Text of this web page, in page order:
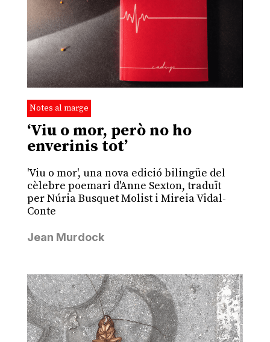
Notes al marge
‘Viu o mor, però no ho
enverinis tot’
'Viu o mor', una nova edició bilingüe del
cèlebre poemari d'Anne Sexton, traduït
per Núria Busquet Molist i Mireia Vidal-
Conte
Jean Murdock